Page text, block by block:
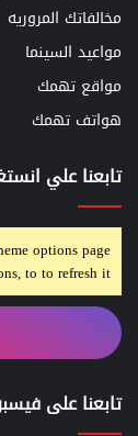
مخالفاتك المروريه
مواعيد السينما
مواقع تهمك
هواتف تهمك
تابعنا علي
options page
to to refresh it.
تابعنا على